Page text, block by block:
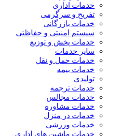
خدمات اداری
تفریح و سرگرمی
خدمات بازرگانی
سیستم امنیتی و حفاظتی
خدمات پخش و توزیع
سایر خدمات
خدمات حمل و نقل
خدمات بیمه
تولیدی
خدمات ترجمه
خدمات مجالس
خدمات مشاوره
خدمات در منزل
خدمات ورزشی
خدمات ماشین های اداری